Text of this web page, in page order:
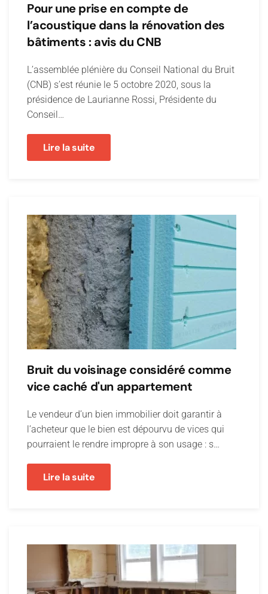
Pour une prise en compte de
l’acoustique dans la rénovation des
bâtiments : avis du CNB
L’assemblée plénière du Conseil National du Bruit
(CNB) s’est réunie le 5 octobre 2020, sous la
présidence de Laurianne Rossi, Présidente du
Conseil…
Lire la suite
Bruit du voisinage considéré comme
vice caché d'un appartement
Le vendeur d’un bien immobilier doit garantir à
l’acheteur que le bien est dépourvu de vices qui
pourraient le rendre impropre à son usage : s…
Lire la suite